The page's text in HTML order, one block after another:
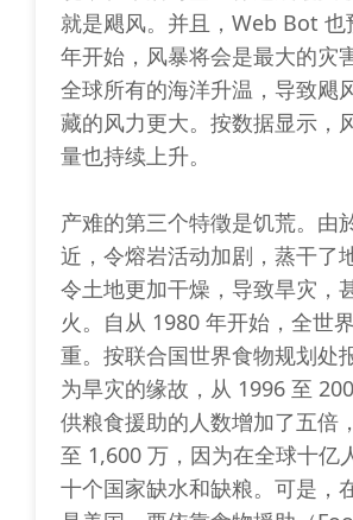
就是飓风。并且，Web Bot 也
年开始，风暴将会是最大的灾
全球所有的海洋升温，导致飓
藏的风力更大。按数据显示，
量也持续上升。
产难的第三个特徵是饥荒。由
近，令熔岩活动加剧，蒸干了
令土地更加干燥，导致旱灾，
火。自从 1980 年开始，全世
重。按联合国世界食物规划处
为旱灾的缘故，从 1996 至
供粮食援助的人数增加了五倍
至 1,600 万，因为在全球十亿
十个国家缺水和缺粮。可是，